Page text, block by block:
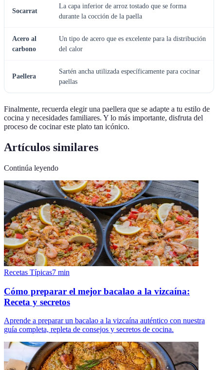
Socarrat
La capa inferior de arroz tostado que se forma
durante la cocción de la paella
Acero al
carbono
Un tipo de acero que es excelente para la distribución
del calor
Paellera
Sartén ancha utilizada específicamente para cocinar
paellas
Finalmente, recuerda elegir una paellera que se adapte a tu estilo de
cocina y necesidades familiares. Y lo más importante, disfruta del
proceso de cocinar este plato tan icónico.
Artículos similares
Continúa leyendo
Recetas Típicas7 min
Cómo preparar el mejor bacalao a la vizcaína:
Receta y secretos
Aprende a preparar un bacalao a la vizcaína auténtico con nuestra
guía completa, repleta de consejos y secretos de cocina.